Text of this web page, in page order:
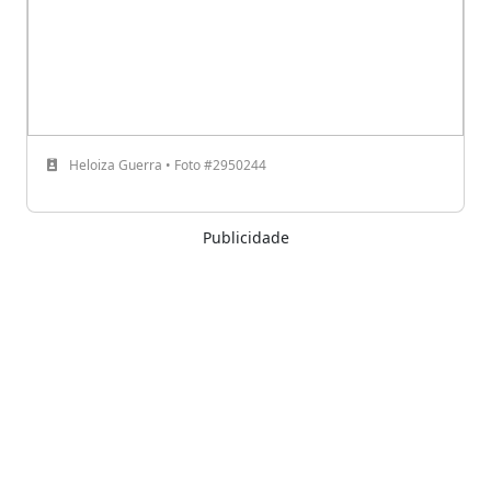
Heloiza Guerra • Foto #2950244
Publicidade